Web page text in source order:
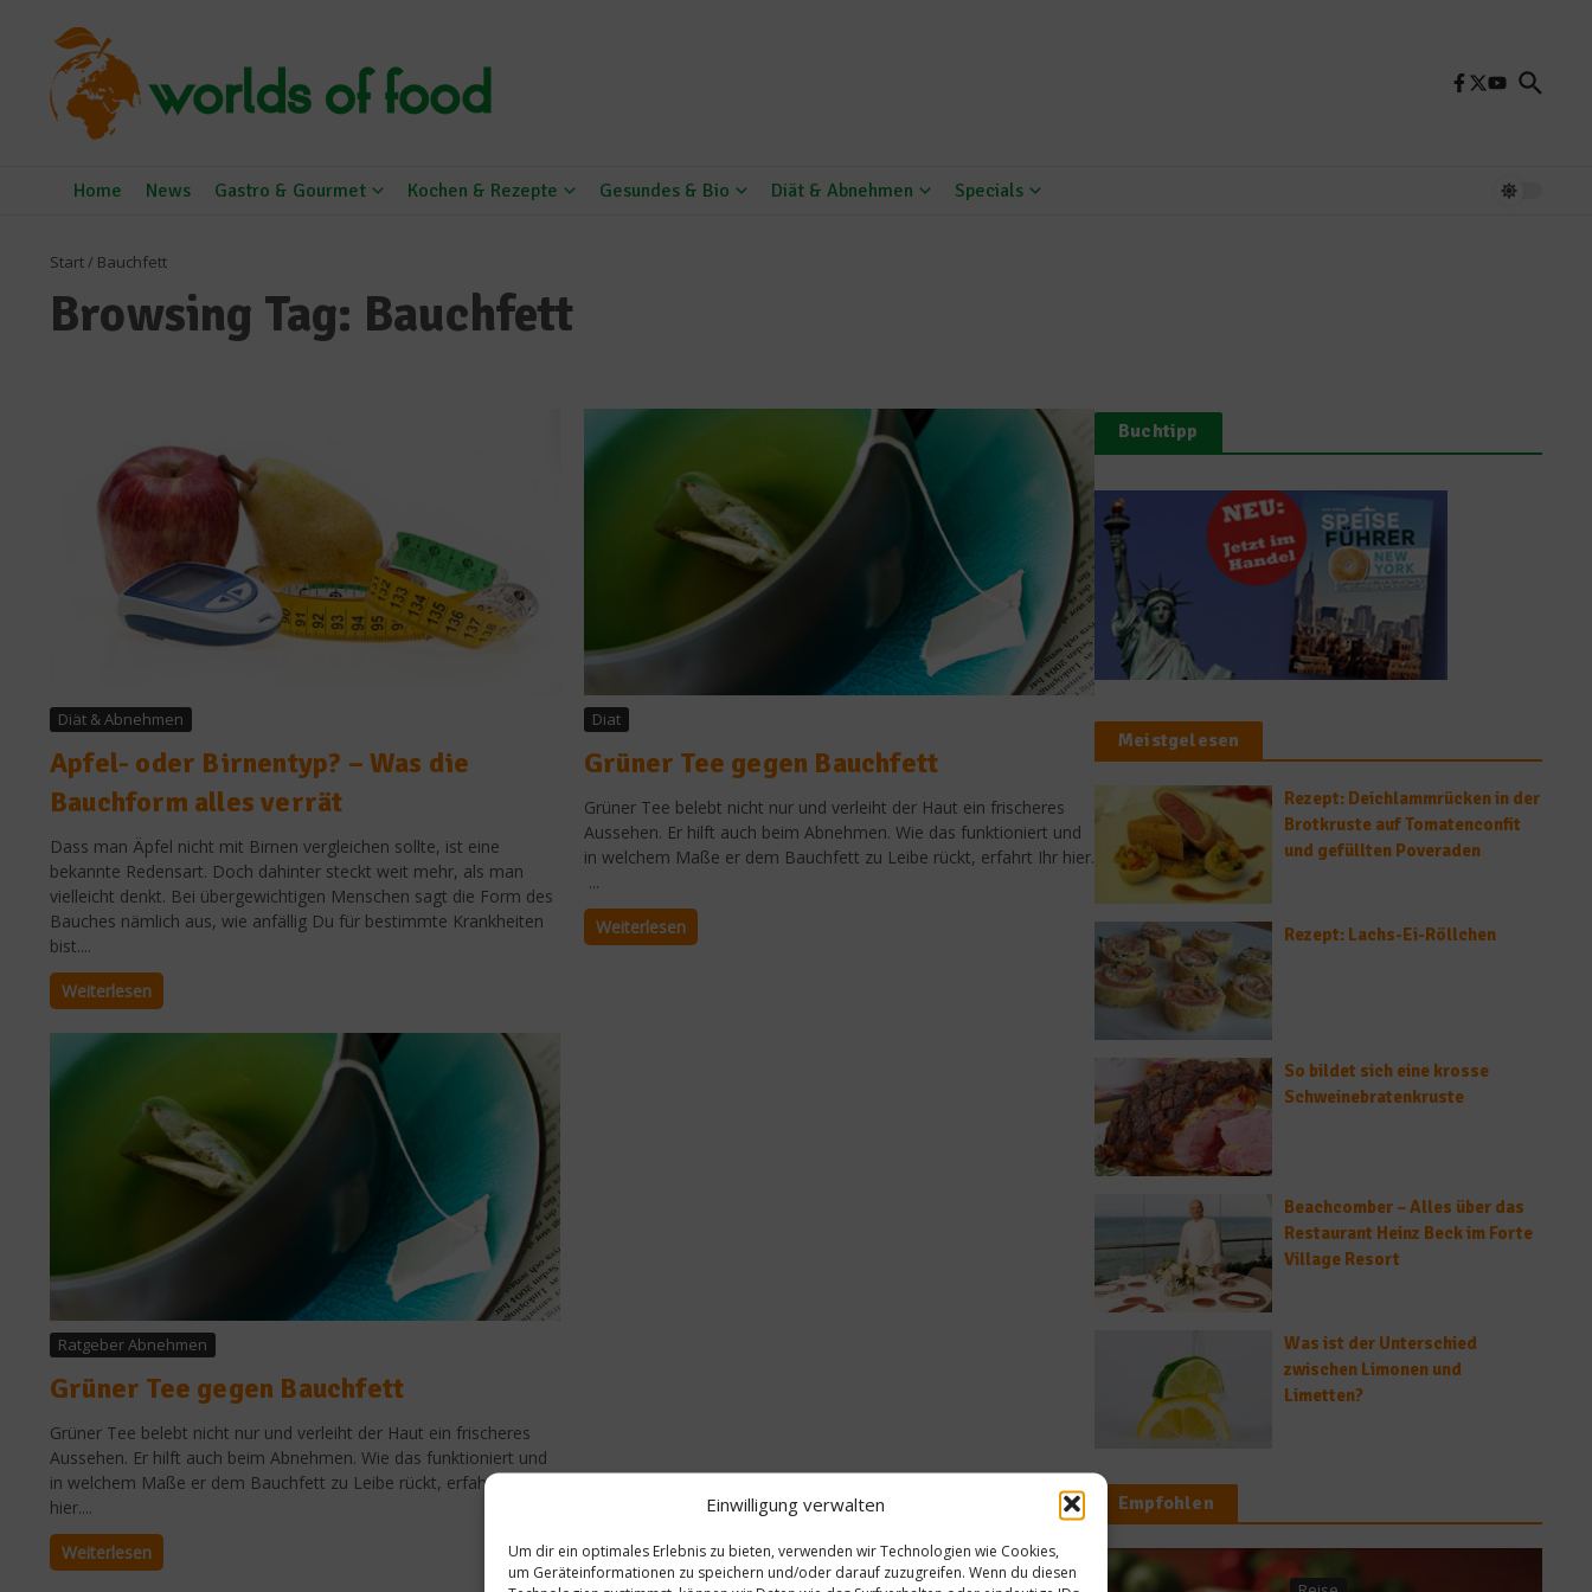
Einwilligung verwalten
Um dir ein optimales Erlebnis zu bieten, verwenden wir Technologien wie Cookies,
um Geräteinformationen zu speichern und/oder darauf zuzugreifen. Wenn du diesen
Home News Gastro & Gourmet Kochen & Rezepte Gesundes & Bio Diät & Abnehmen Specials
Start/ Bauchfett
Browsing Tag: Bauchfett
Diät & Abnehmen
Apfel- oder Birnentyp? – Was die
Bauchform alles verrät
Dass man Äpfel nicht mit Birnen vergleichen sollte, ist eine
bekannte Redensart. Doch dahinter steckt weit mehr, als man
vielleicht denkt. Bei übergewichtigen Menschen sagt die Form des
Bauches nämlich aus, wie anfällig Du für bestimmte Krankheiten
bist....
Weiterlesen
Diat
Grüner Tee gegen Bauchfett
Grüner Tee belebt nicht nur und verleiht der Haut ein frischeres
Aussehen. Er hilft auch beim Abnehmen. Wie das funktioniert und
in welchem Maße er dem Bauchfett zu Leibe rückt, erfahrt Ihr hier.
...
Weiterlesen
Ratgeber Abnehmen
Grüner Tee gegen Bauchfett
Grüner Tee belebt nicht nur und verleiht der Haut ein frischeres
Aussehen. Er hilft auch beim Abnehmen. Wie das funktioniert und
in welchem Maße er dem Bauchfett zu Leibe rückt, erfahrt Ihr
hier....
Weiterlesen
Buchtipp
Meistgelesen
Rezept: Deichlammrücken in der
Brotkruste auf Tomatenconfit
und gefüllten Poveraden
Rezept: Lachs-Ei-Röllchen
So bildet sich eine krosse
Schweinebratenkruste
Beachcomber – Alles über das
Restaurant Heinz Beck im Forte
Village Resort
Was ist der Unterschied
zwischen Limonen und
Limetten?
Empfohlen